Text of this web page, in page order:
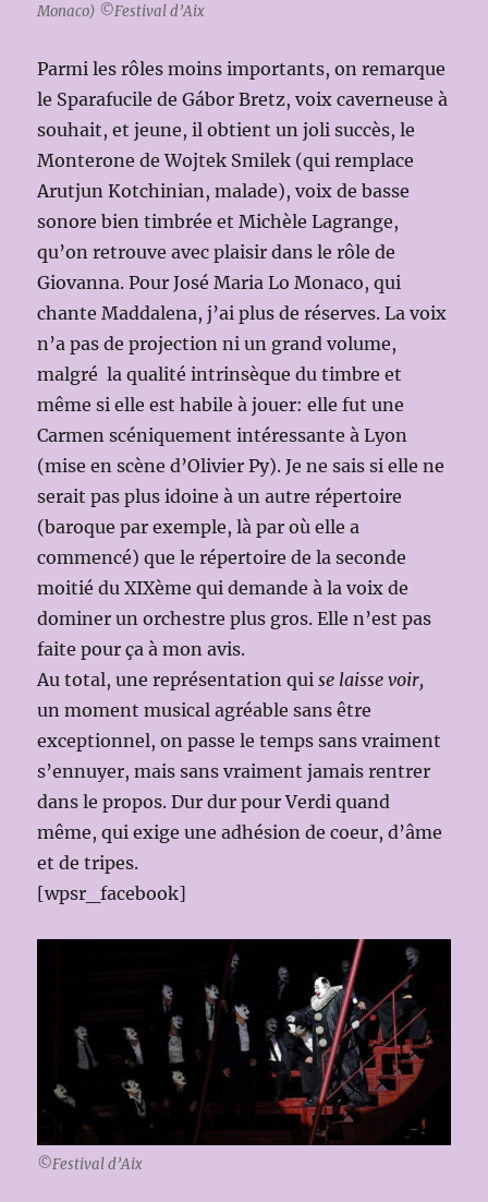
Monaco) ©Festival d’Aix
Parmi les rôles moins importants, on remarque
le Sparafucile de Gábor Bretz, voix caverneuse à
souhait, et jeune, il obtient un joli succès, le
Monterone de Wojtek Smilek (qui remplace
Arutjun Kotchinian, malade), voix de basse
sonore bien timbrée et Michèle Lagrange,
qu’on retrouve avec plaisir dans le rôle de
Giovanna. Pour José Maria Lo Monaco, qui
chante Maddalena, j’ai plus de réserves. La voix
n’a pas de projection ni un grand volume,
malgré la qualité intrinsèque du timbre et
même si elle est habile à jouer: elle fut une
Carmen scéniquement intéressante à Lyon
(mise en scène d’Olivier Py). Je ne sais si elle ne
serait pas plus idoine à un autre répertoire
(baroque par exemple, là par où elle a
commencé) que le répertoire de la seconde
moitié du XIXème qui demande à la voix de
dominer un orchestre plus gros. Elle n’est pas
faite pour ça à mon avis.
Au total, une représentation quise laisse voir,
un moment musical agréable sans être
exceptionnel, on passe le temps sans vraiment
s’ennuyer, mais sans vraiment jamais rentrer
dans le propos. Dur dur pour Verdi quand
même, qui exige une adhésion de coeur, d’âme
et de tripes.
[wpsr_facebook]
©Festival d’Aix